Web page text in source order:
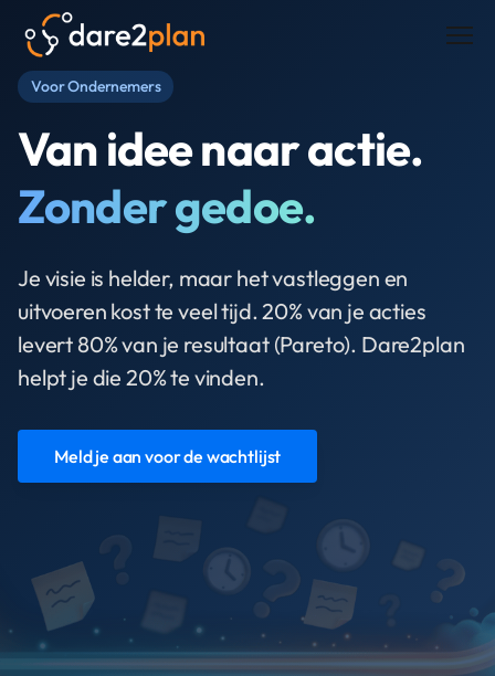
Voor Ondernemers
Van idee naar actie.
Zonder gedoe.
Je visie is helder, maar het vastleggen en
uitvoeren kost te veel tijd. 20% van je acties
levert 80% van je resultaat (Pareto). Dare2plan
helpt je die 20% te vinden.
Meld je aan voor de wachtlijst